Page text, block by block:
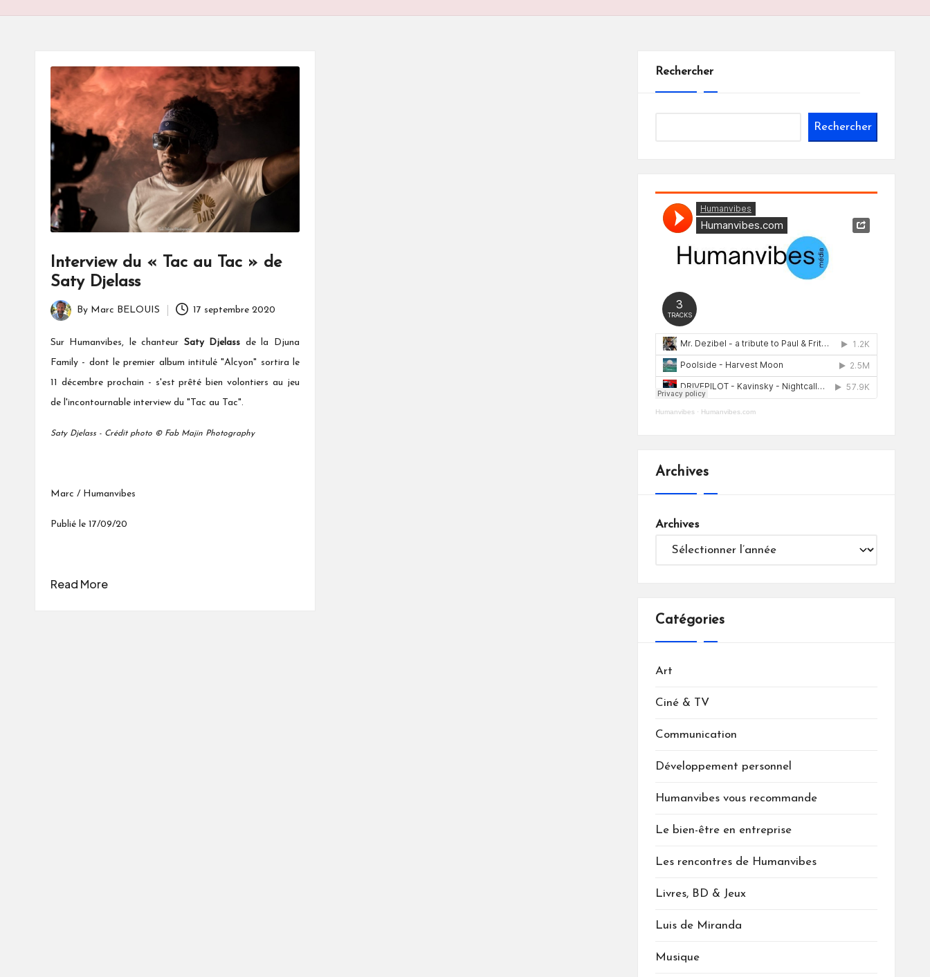
Interview du « Tac au Tac » de
Saty Djelass
Posted
By Marc BELOUIS 17 septembre 2020
Sur Humanvibes, le chanteur Saty Djelass de la Djuna
Family - dont le premier album intitulé "Alcyon" sortira le
11 décembre prochain - s'est prêté bien volontiers au jeu
de l'incontournable interview du "Tac au Tac".
Saty Djelass - Crédit photo © Fab Majin Photography
Marc / Humanvibes
Publié le 17/09/20
Read More
Rechercher
Rechercher
Humanvibes· Humanvibes.com
Archives
Archives
Catégories
Art
Ciné & TV
Communication
Développement personnel
Humanvibes vous recommande
Le bien-être en entreprise
Les rencontres de Humanvibes
Livres, BD & Jeux
Luis de Miranda
Musique